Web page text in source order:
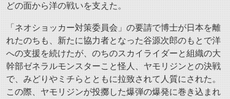
どの面から洋の戦いを支えた。
「ネオショッカー対策委員会」の要請で博士が日本を離
れたのちも、新たに協力者となった谷源次郎のもとで洋
への支援を続けたが、のちのスカイライダーと組織の大
幹部ゼネラルモンスターこと怪人、ヤモリジンとの決戦
で、みどりやミチらとともに拉致されて人質にされた。
この際、ヤモリジンが投擲した爆弾の爆発に巻き込まれ